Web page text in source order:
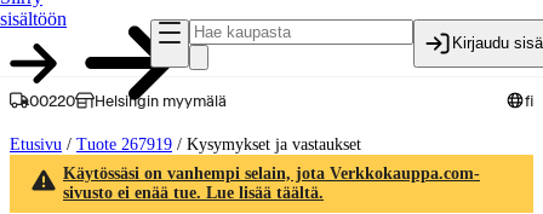
sisältöön
Kirjaudu
00220 Helsingin myymälä fi
Etusivu / Tuote 267919 / Kysymykset ja vastaukset
Käytössäsi on vanhempi selain, jota Verkkokauppa.com-
sivusto ei enää tue. Lue lisää täältä.